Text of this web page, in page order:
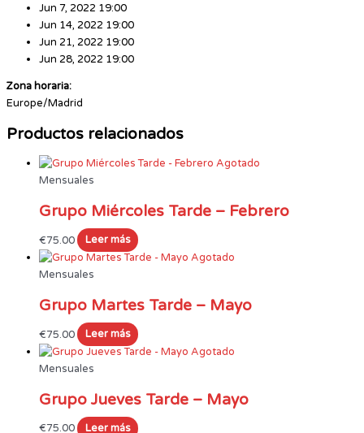
Jun 7, 2022 19:00
Jun 14, 2022 19:00
Jun 21, 2022 19:00
Jun 28, 2022 19:00
Zona horaria:
Europe/Madrid
Productos relacionados
Agotado
Mensuales
Grupo Miércoles Tarde – Febrero
€75.00
Leer más
Agotado
Mensuales
Grupo Martes Tarde – Mayo
€75.00
Leer más
Agotado
Mensuales
Grupo Jueves Tarde – Mayo
€75.00
Leer más